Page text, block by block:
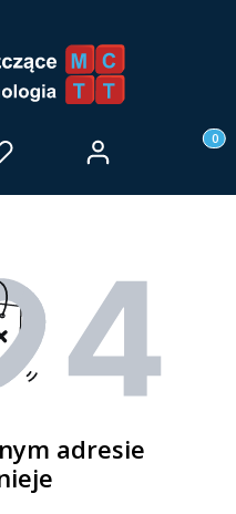
Zaloguj się
adresie